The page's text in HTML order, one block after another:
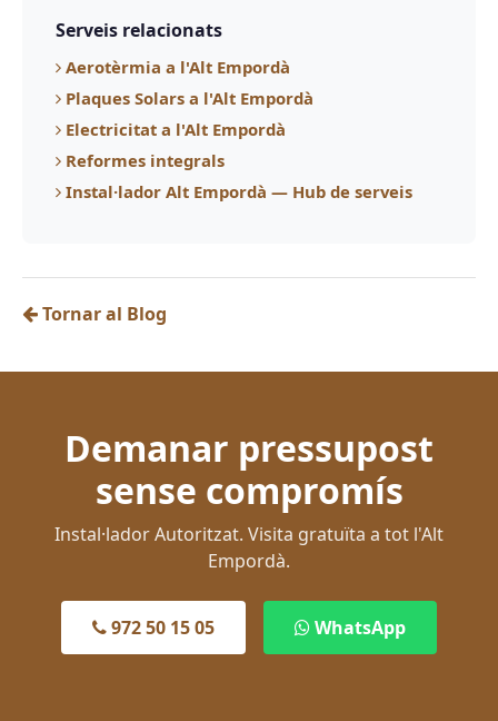
Serveis relacionats
Aerotèrmia a l'Alt Empordà
Plaques Solars a l'Alt Empordà
Electricitat a l'Alt Empordà
Reformes integrals
Instal·lador Alt Empordà — Hub de serveis
Tornar al Blog
Demanar pressupost
sense compromís
Instal·lador Autoritzat. Visita gratuïta a tot l'Alt
Empordà.
972 50 15 05 WhatsApp